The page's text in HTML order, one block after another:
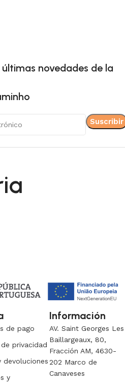
estilo más moderno y
son duraderos y tienen un
para ambientes
añaden un toque de
letreros de acrílico
para quienes prefieren un estilo
a la elegancia.
decorativo único e inolvidable
novedades de la
de pago
privacidad
devoluciones
y
Información
AV. Saint Georges Les
Baillargeaux, 80,
Fracción AM, 4630-
202 Marco de
Canaveses